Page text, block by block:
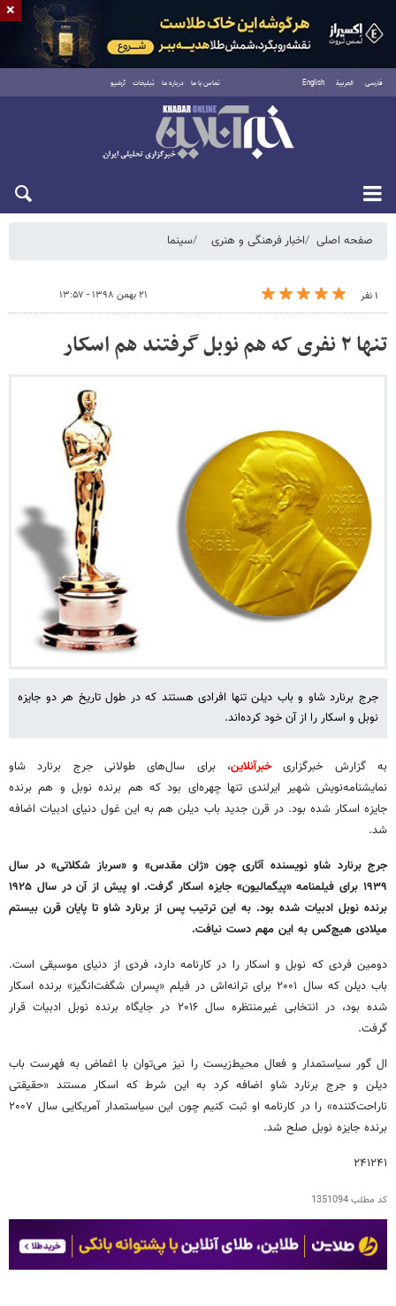
فارسی العربية English تماس با ما درباره ما تبلیغات آرشیو
جمعه ۱۶ مرداد ۱۴۰۵
صفحه اصلی اخبار فرهنگی و هنری سینما
۱ نفر ۲۱ بهمن ۱۳۹۸ - ۱۳:۵۷
تنها ۲ نفری که هم نوبل گرفتند هم اسکار
جرج برنارد شاو و باب دیلن تنها افرادی هستند که در طول تاریخ هر دو جایزه
نوبل و اسکار را از آن خود کرده‌اند.
به گزارش خبرگزاریخبرآنلاین، برای سال‌های طولانی جرج برنارد شاو
نمایشنامه‌نویش شهیر ایرلندی تنها چهره‌ای بود که هم برنده نوبل و هم برنده
جایزه اسکار شده بود. در قرن جدید باب دیلن هم به این غول دنیای ادبیات اضافه
شد.
جرج برنارد شاو نویسنده آثاری چون «ژان مقدس» و «سرباز شکلاتی» در سال
۱۹۳۹ برای فیلمنامه «پیگمالیون» جایزه اسکار گرفت. او پیش از آن در سال ۱۹۲۵
برنده نوبل ادبیات شده بود. به این ترتیب پس از برنارد شاو تا پایان قرن بیستم
میلادی هیچ‌کس به این مهم دست نیافت.
دومین فردی که نوبل و اسکار را در کارنامه دارد، فردی از دنیای موسیقی است.
باب دیلن که سال ۲۰۰۱ برای ترانه‌اش در فیلم «پسران شگفت‌انگیز» برنده اسکار
شده بود، در انتخابی غیرمنتظره سال ۲۰۱۶ در جایگاه برنده نوبل ادبیات قرار
گرفت.
ال گور سیاستمدار و فعال محیط‌زیست را نیز می‌توان با اغماض به فهرست باب
دیلن و جرج برنارد شاو اضافه کرد به این شرط که اسکار مستند «حقیقتی
ناراحت‌کننده» را در کارنامه او ثبت کنیم چون این سیاستمدار آمریکایی سال ۲۰۰۷
برنده جایزه نوبل صلح شد.
۲۴۱۲۴۱
کد مطلب1351094
×